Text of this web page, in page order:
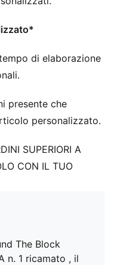
di elaborazione
presente che
personalizzato.
SUPERIORI A
CON IL TUO
The Block
n. 1 ricamato , il